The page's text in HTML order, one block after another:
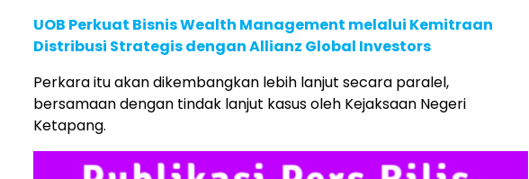
UOB Perkuat Bisnis Wealth Management melalui Kemitraan
Distribusi Strategis dengan Allianz Global Investors
Perkara itu akan dikembangkan lebih lanjut secara paralel,
bersamaan dengan tindak lanjut kasus oleh Kejaksaan Negeri
Ketapang.